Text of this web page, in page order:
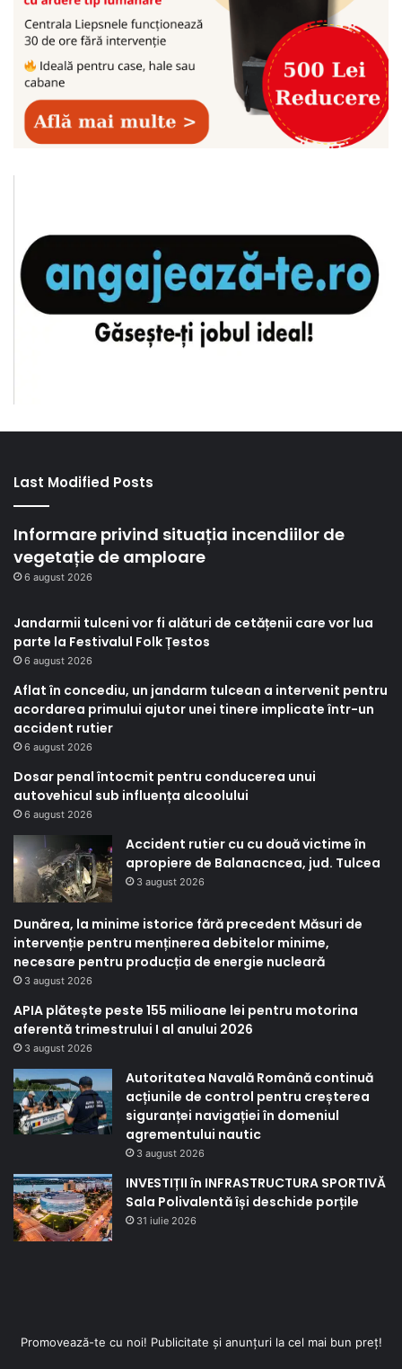
Last Modified Posts
Informare privind situația incendiilor de
vegetație de amploare
6 august 2026
Jandarmii tulceni vor fi alături de cetățenii care vor lua
parte la Festivalul Folk Țestos
6 august 2026
Aflat în concediu, un jandarm tulcean a intervenit pentru
acordarea primului ajutor unei tinere implicate într-un
accident rutier
6 august 2026
Dosar penal întocmit pentru conducerea unui
autovehicul sub influența alcoolului
6 august 2026
Accident rutier cu cu două victime în
apropiere de Balanacncea, jud. Tulcea
3 august 2026
Dunărea, la minime istorice fără precedent Măsuri de
intervenție pentru menținerea debitelor minime,
necesare pentru producția de energie nucleară
3 august 2026
APIA plătește peste 155 milioane lei pentru motorina
aferentă trimestrului I al anului 2026
3 august 2026
Autoritatea Navală Română continuă
acțiunile de control pentru creșterea
siguranței navigației în domeniul
agrementului nautic
3 august 2026
INVESTIȚII în INFRASTRUCTURA SPORTIVĂ
Sala Polivalentă își deschide porțile
31 iulie 2026
Promovează-te cu noi! Publicitate și anunțuri la cel mai bun preț!